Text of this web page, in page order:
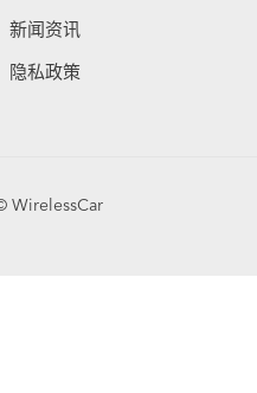
新闻资讯
隐私政策
WirelessCar